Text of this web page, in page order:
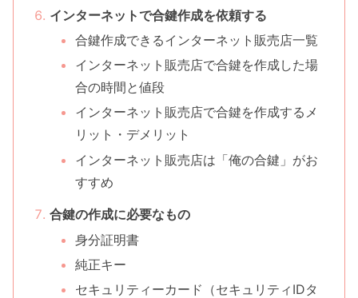
インターネットで合鍵作成を依頼する
合鍵作成できるインターネット販売店一覧
インターネット販売店で合鍵を作成した場
合の時間と値段
インターネット販売店で合鍵を作成するメ
リット・デメリット
インターネット販売店は「俺の合鍵」がお
すすめ
合鍵の作成に必要なもの
身分証明書
純正キー
セキュリティーカード（セキュリティIDタ